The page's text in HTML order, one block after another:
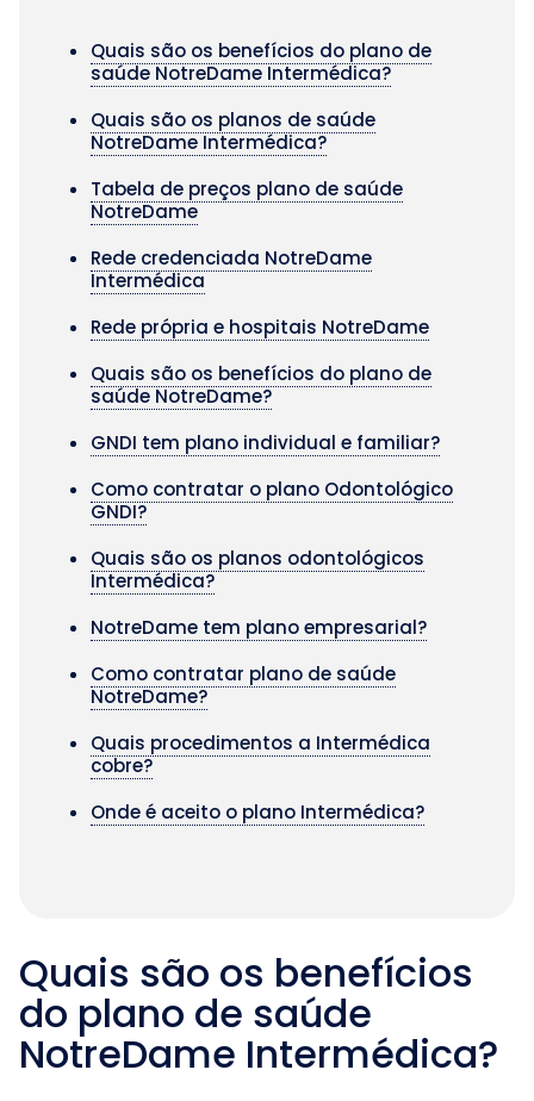
Quais são os benefícios do plano de
saúde NotreDame Intermédica?
Quais são os planos de saúde
NotreDame Intermédica?
Tabela de preços plano de saúde
NotreDame
Rede credenciada NotreDame
Intermédica
Rede própria e hospitais NotreDame
Quais são os benefícios do plano de
saúde NotreDame?
GNDI tem plano individual e familiar?
Como contratar o plano Odontológico
GNDI?
Quais são os planos odontológicos
Intermédica?
NotreDame tem plano empresarial?
Como contratar plano de saúde
NotreDame?
Quais procedimentos a Intermédica
cobre?
Onde é aceito o plano Intermédica?
Quais são os benefícios
do plano de saúde
NotreDame Intermédica?